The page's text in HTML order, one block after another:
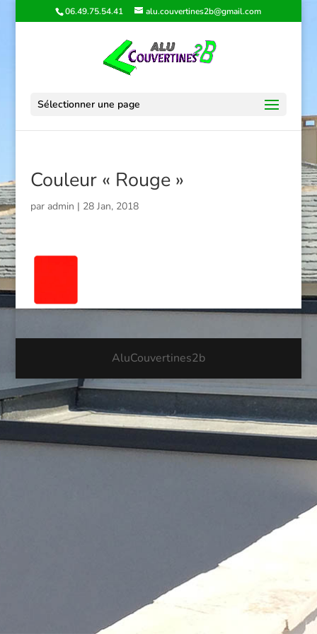
06.49.75.54.41 alu.couvertines2b@gmail.com
Sélectionner une page
Couleur « Rouge »
par admin | 28 Jan, 2018
AluCouvertines2b